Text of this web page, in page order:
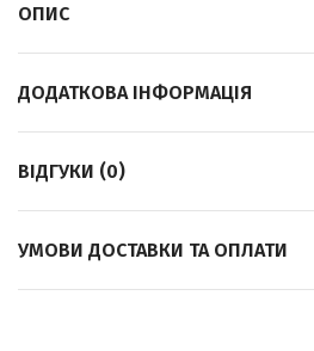
ОПИС
ДОДАТКОВА ІНФОРМАЦІЯ
ВІДГУКИ (0)
УМОВИ ДОСТАВКИ ТА ОПЛАТИ